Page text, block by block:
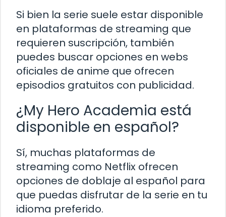
Si bien la serie suele estar disponible
en plataformas de streaming que
requieren suscripción, también
puedes buscar opciones en webs
oficiales de anime que ofrecen
episodios gratuitos con publicidad.
¿My Hero Academia está
disponible en español?
Sí, muchas plataformas de
streaming como Netflix ofrecen
opciones de doblaje al español para
que puedas disfrutar de la serie en tu
idioma preferido.